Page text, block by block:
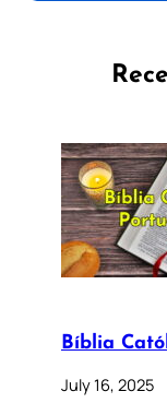
Bíblia
July 16, 2025